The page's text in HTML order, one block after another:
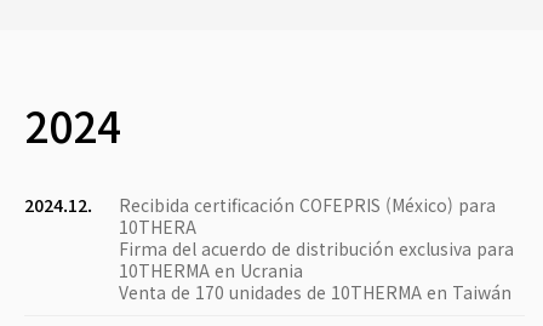
2024
2024.12.
Recibida certificación COFEPRIS (México) para
10THERA
Firma del acuerdo de distribución exclusiva para
10THERMA en Ucrania
Venta de 170 unidades de 10THERMA en Taiwán